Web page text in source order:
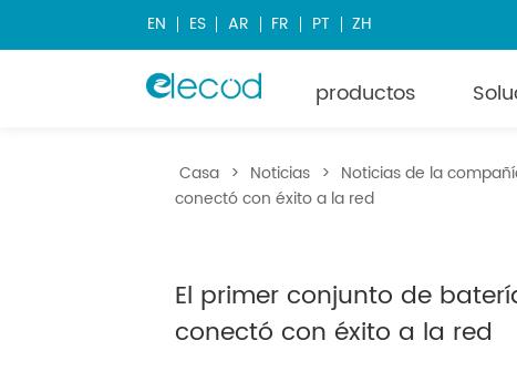
EN ES AR FR PT ZH
productos
Casa > Noticias > Noticias de la
conectó con éxito a la red
El primer conjunto de
conectó con éxito a la red